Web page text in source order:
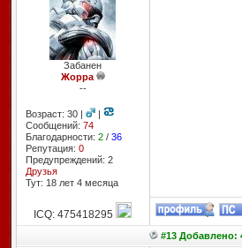
Забанен
Жорра
--
Возраст: 30 |
|
Сообщений: 74
Благодарности: 2/ 36
Репутация: 0
Предупреждений: 2
Друзья
Тут: 18 лет 4 месяцa
ICQ: 475418295
#13 Добавлено: